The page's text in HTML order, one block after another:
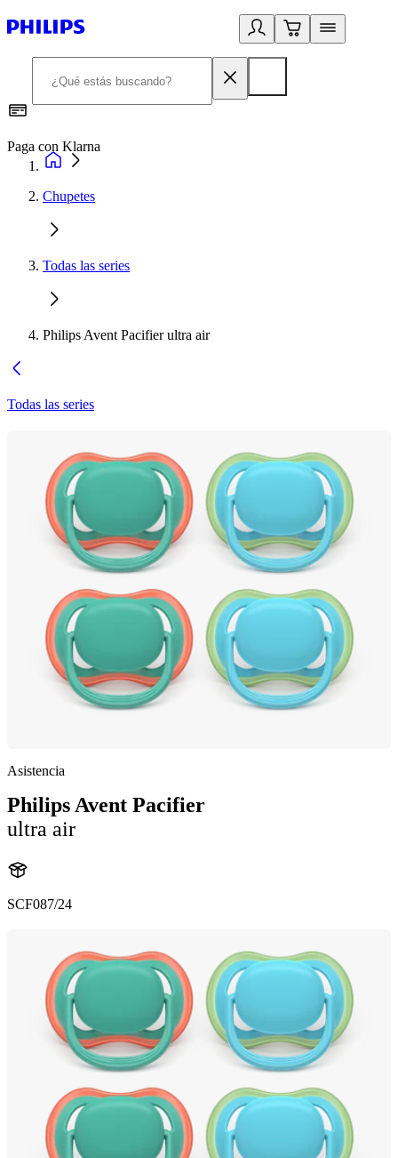
Paga con Klarna
Chupetes
Todas las series
Philips Avent Pacifier ultra air
Todas las series
Asistencia
Philips Avent Pacifier
ultra air
SCF087/24